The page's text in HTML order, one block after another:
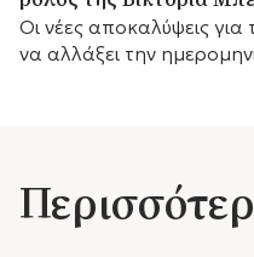
Οι νέες αποκαλύψεις
να αλλάξει την